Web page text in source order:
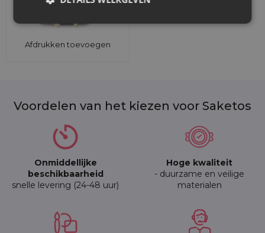
Afdrukken toevoegen
Voordelen van het kiezen voor Saketos
Onmiddellijke
beschikbaarheid
snelle levering (24-48 uur)
Hoge kwaliteit
- duurzame en veilige
materialen